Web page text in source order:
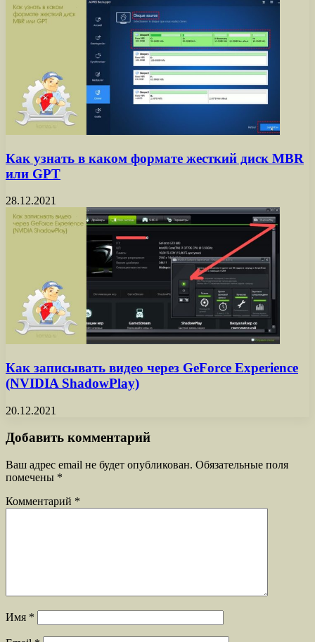
Как узнать в каком формате жесткий диск MBR
или GPT
28.12.2021
Как записывать видео через GeForce Experience
(NVIDIA ShadowPlay)
20.12.2021
Добавить комментарий
Ваш адрес email не будет опубликован. Обязательные поля
помечены *
Комментарий *
Имя *